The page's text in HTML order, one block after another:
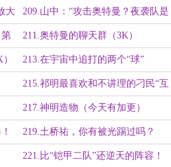
大 209.山中：“攻击奥特曼？夜袭队是
否清醒？”
211.奥特曼的聊天群（3K）
213.在宇宙中追打的两个“球”
215.祁明最喜欢和不讲理的刁民“互
动”了
217.神明造物（今天有加更）
219.土桥祐，你有被光踢过吗？
（第四更，今天也日万了！）
221.比“铠甲二队”还逆天的阵容！